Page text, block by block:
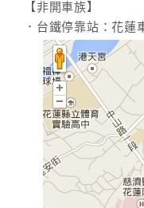
【非開車族】
．台鐵停靠站：花蓮